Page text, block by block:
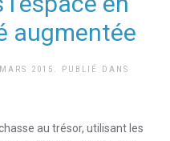
augmentée
2015 . PUBLIÉ DANS
au trésor, utilisant les